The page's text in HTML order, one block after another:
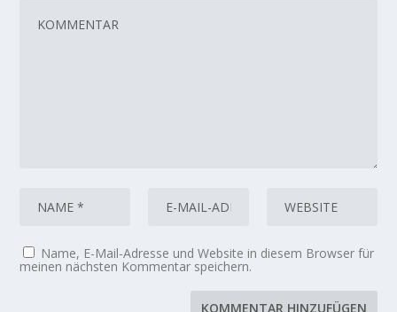
Name, E-Mail-Adresse und Website in diesem Browser für
meinen nächsten Kommentar speichern.